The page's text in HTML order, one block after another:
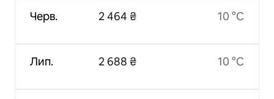
Черв.
Лип.
2 464 ₴
2 688 ₴
10 °C
10 °C